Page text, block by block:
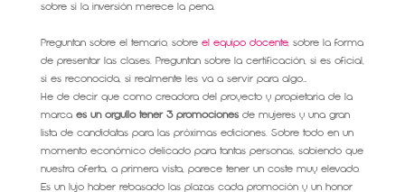
sobre si la inversión merece la pena.
Preguntan sobre el temario, sobre el equipo docente,sobre la forma
de presentar las clases. Preguntan sobre la certificación, si es oficial,
si es reconocida, si realmente les va a servir para algo…
He de decir que como creadora del proyecto y propietaria de la
marca es un orgullo tener 3 promocionesde mujeres y una gran
lista de candidatas para las próximas ediciones. Sobre todo en un
momento económico delicado para tantas personas, sabiendo que
nuestra oferta, a primera vista, parece tener un coste muy elevado.
Es un lujo haber rebasado las plazas cada promoción y un honor